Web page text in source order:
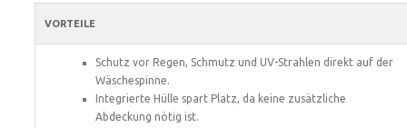
VORTEILE
Schutz vor Regen, Schmutz und UV-Strahlen direkt auf der
Wäschespinne.
Integrierte Hülle spart Platz, da keine zusätzliche
Abdeckung nötig ist.